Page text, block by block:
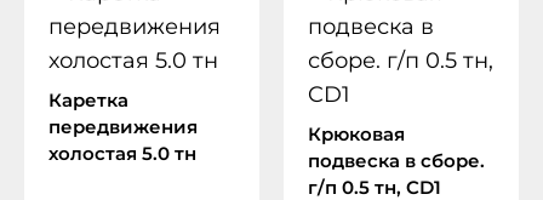
Каретка
передвижения
холостая 5.0 тн
Крюковая
подвеска в сборе.
г/п 0.5 тн, CD1